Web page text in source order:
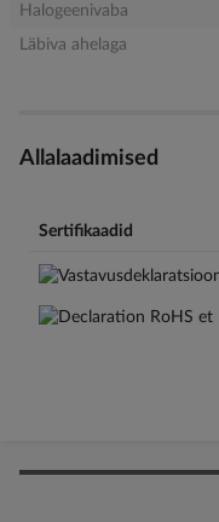
Halogeenivaba
Läbiva ahelaga
Allalaadimised
Sertifikaadid